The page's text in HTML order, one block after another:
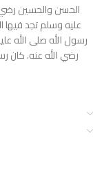
الحسن والحسين
عليه وسلم تجد فيها
رسول الله صلى الله
رضي الله عنه. كان